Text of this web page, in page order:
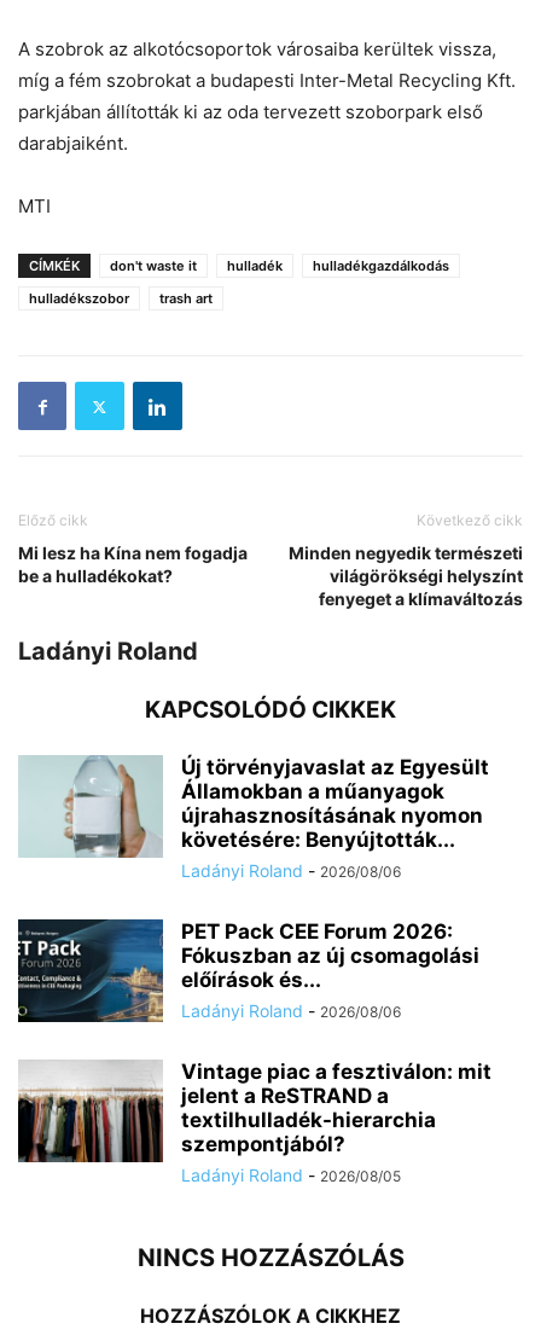
A szobrok az alkotócsoportok városaiba kerültek vissza,
míg a fém szobrokat a budapesti Inter-Metal Recycling Kft.
parkjában állították ki az oda tervezett szoborpark első
darabjaiként.
MTI
CÍMKÉK don't waste it hulladék
hulladékgazdálkodás
hulladékszobor
trash art
Előző cikk
Mi lesz ha Kína nem fogadja
be a hulladékokat?
Következő cikk
Minden negyedik természeti
világörökségi helyszínt
fenyeget a klímaváltozás
Ladányi Roland
KAPCSOLÓDÓ CIKKEK
Új törvényjavaslat az Egyesült
Államokban a műanyagok
újrahasznosításának nyomon
követésére: Benyújtották...
Ladányi Roland - 2026/08/06
PET Pack CEE Forum 2026:
Fókuszban az új csomagolási
előírások és...
Ladányi Roland - 2026/08/06
Vintage piac a fesztiválon: mit
jelent a ReSTRAND a
textilhulladék-hierarchia
szempontjából?
Ladányi Roland - 2026/08/05
NINCS HOZZÁSZÓLÁS
HOZZÁSZÓLOK A CIKKHEZ